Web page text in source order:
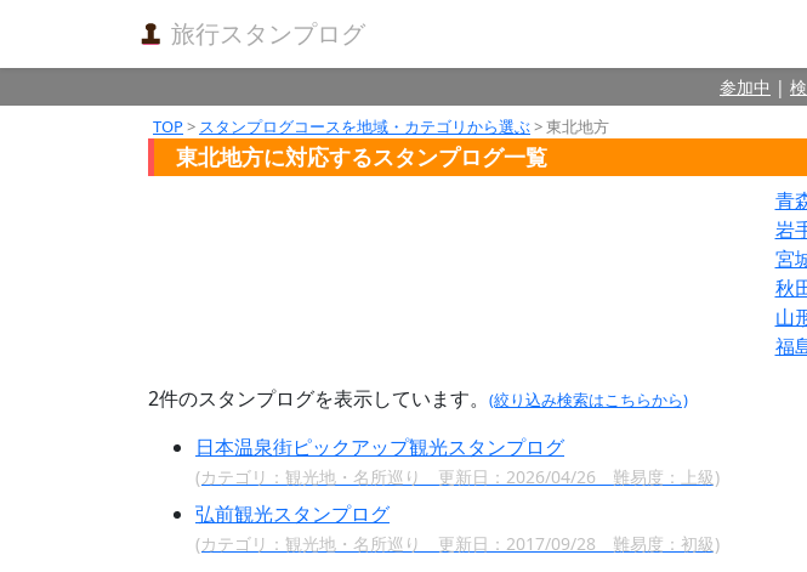
旅行スタンプログ
参加中 |
TOP> スタンプログコースを地域・カテゴリから選ぶ> 東北地方
東北地方に対応するスタンプログ一覧
青
岩
宮
秋
山
福
2件のスタンプログを表示しています。 (絞り込み検索はこちらから)
日本温泉街ピックアップ観光スタンプログ
(カテゴリ：観光地・名所巡り 更新日：2026/04/26 難易度：上級)
弘前観光スタンプログ
(カテゴリ：観光地・名所巡り 更新日：2017/09/28 難易度：初級)